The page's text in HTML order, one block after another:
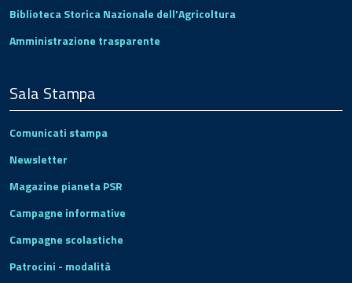
Biblioteca Storica Nazionale dell'Agricoltura
Amministrazione trasparente
Sala Stampa
Comunicati stampa
Newsletter
Magazine pianeta PSR
Campagne informative
Campagne scolastiche
Patrocini - modalità